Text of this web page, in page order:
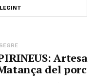
Artesa
del porc